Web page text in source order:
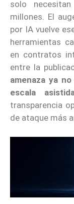
solo
millones. El
por IA vuelve
herramientas
en contratos
entre la
amenaza ya
escala
transparencia
de ataque más